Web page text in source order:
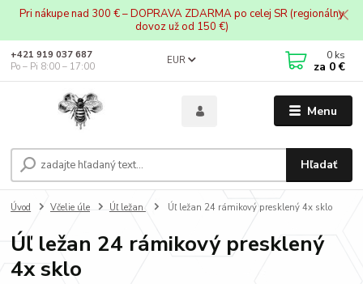
Pri nákupe nad 300 € – DOPRAVA ZDARMA po celej SR (regionálny
dovoz už od 150 €)
Menu
EUR
Hľadať
+421 919 037 687
Po – Pi 8:00 – 17:00
0 ks
za 0 €
Úvod Včelie úle Úľ ležan Úľ ležan 24 rámikový presklený 4x sklo
Úľ ležan 24 rámikový presklený
4x sklo